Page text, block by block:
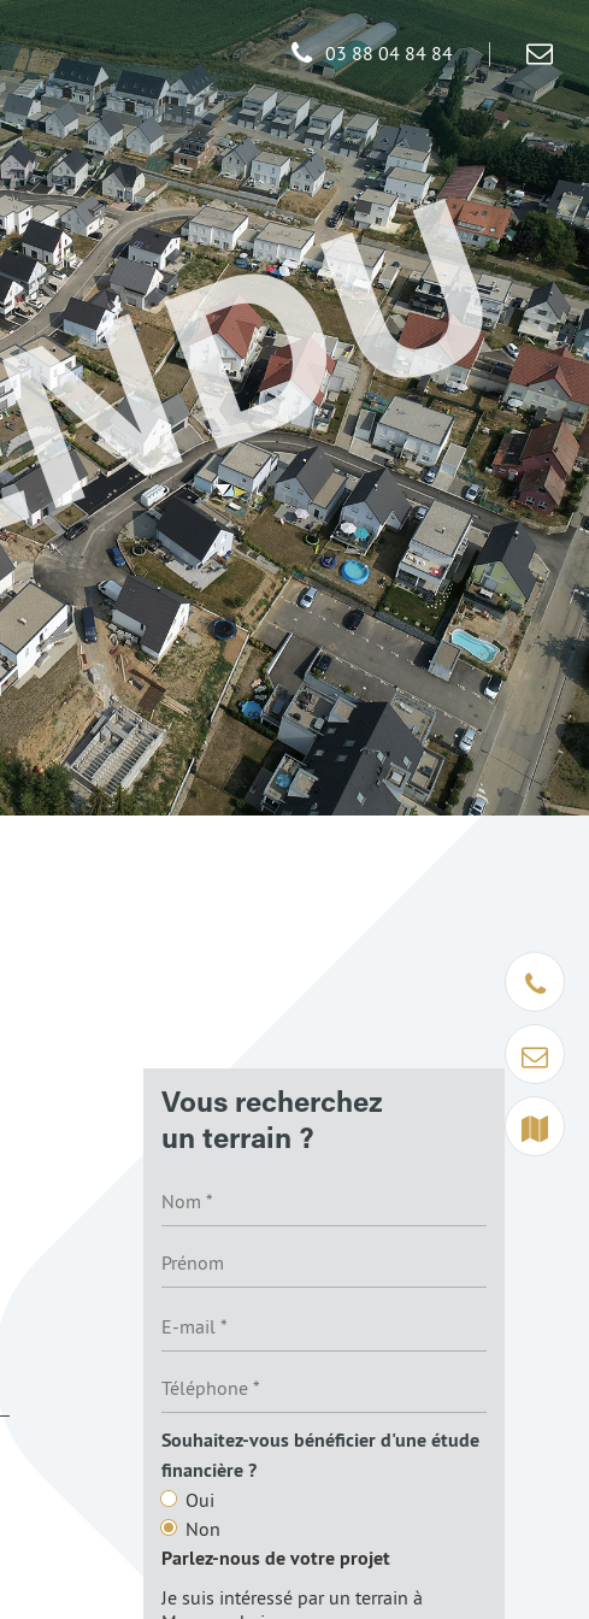
03 88 04 84 84
Être
Contact
Terrain à
Vous recherchez
un terrain ?
Souhaitez-vous bénéficier d'une étude
financière ?
Oui
Non
Parlez-nous de votre projet